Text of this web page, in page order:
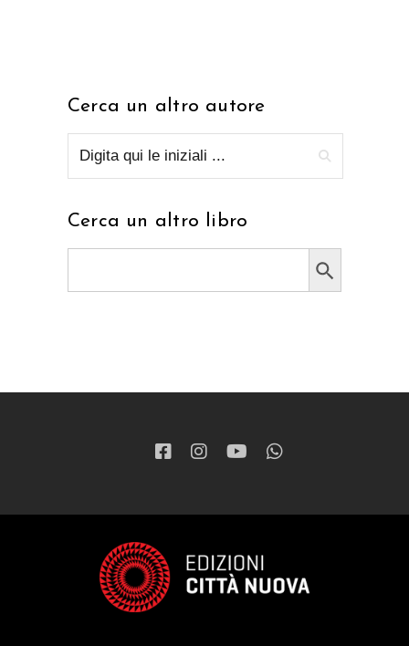
Cerca un altro autore
Cerca un altro libro
Search Button